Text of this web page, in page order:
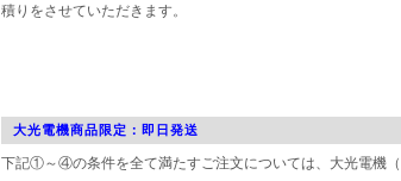
積りをさせていただきます。
大光電機商品限定：即日発送
下記①～④の条件を全て満たすご注文については、大光電機（